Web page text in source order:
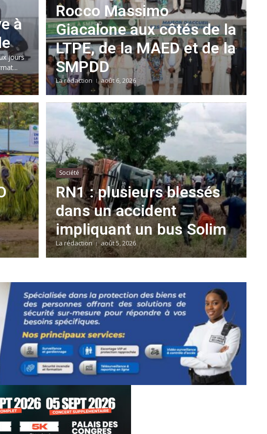
à
jours
Rocco Massimo
Giacalone aux côtés de la
LTPE, de la MAED et de la
SMPDD
La rédaction août 6, 2026
Société
RN1 : plusieurs blessés
dans un accident
impliquant un bus Solim
La rédaction août 5, 2026